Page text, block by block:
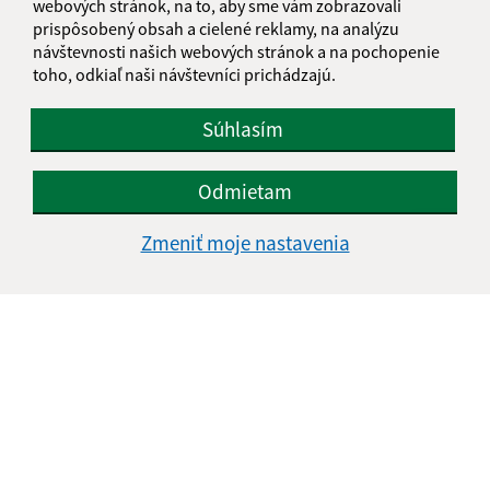
webových stránok, na to, aby sme vám zobrazovali
prispôsobený obsah a cielené reklamy, na analýzu
návštevnosti našich webových stránok a na pochopenie
toho, odkiaľ naši návštevníci prichádzajú.
Súhlasím
Odmietam
Zmeniť moje nastavenia